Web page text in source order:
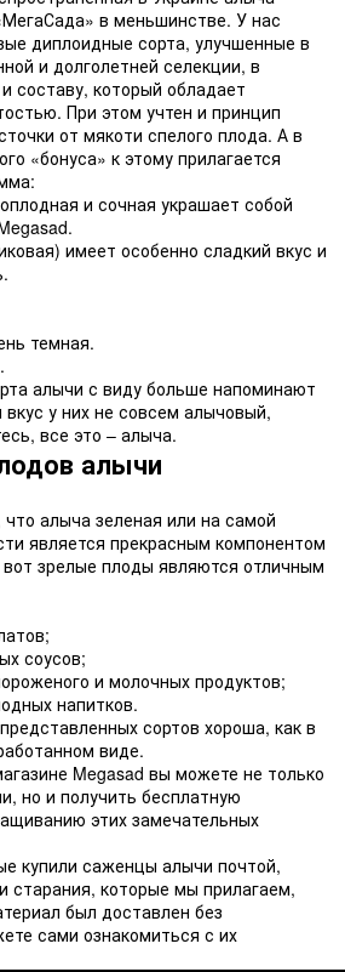
в меньшинстве. У нас
диплоидные сорта, улучшенные в
и долголетней селекции, в
составу, который обладает
При этом учтен и принцип
от мякоти спелого плода. А в
«бонуса» к этому прилагается
и сочная украшает собой
имеет особенно сладкий вкус и
темная.
алычи с виду больше напоминают
вкус у них не совсем алычовый,
все это – алыча.
алычи
алыча зеленая или на самой
является прекрасным компонентом
зрелые плоды являются отличным
соусов;
и молочных продуктов;
напитков.
сортов хороша, как в
виде.
Megasad вы можете не только
но и получить бесплатную
этих замечательных
купили саженцы алычи почтой,
старания, которые мы прилагаем,
был доставлен без
сами ознакомиться с их